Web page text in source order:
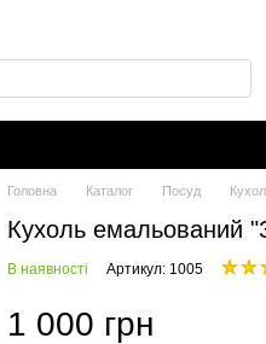
Головна Каталог Посуд
Кухоль емальований
В наявності Артикул: 1005
1 000 грн